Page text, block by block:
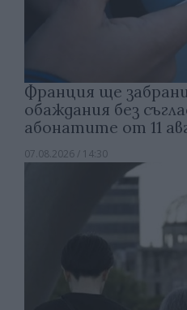
Франция ще
обаждания без
абонатите от 11
07.08.2026 / 14:30